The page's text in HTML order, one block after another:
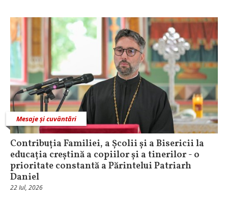
Mesaje și cuvântări
Contribuția Familiei, a Școlii și a Bisericii la
educația creștină a copiilor și a tinerilor - o
prioritate constantă a Părintelui Patriarh
Daniel
22 Iul, 2026